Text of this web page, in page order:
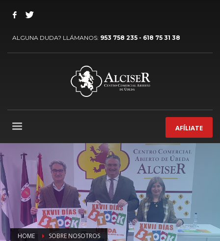
ALGUNA DUDA? LLÁMANOS: 953 758 235 - 618 75 31 38
AFÍLIATE
HOME SOBRE NOSOTROS